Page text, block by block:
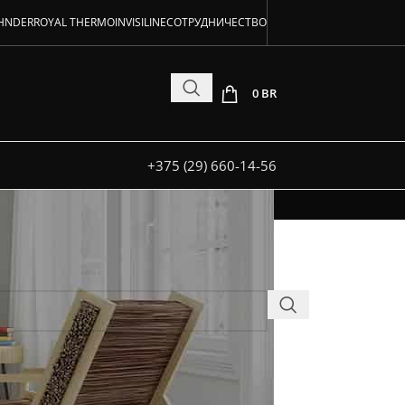
под заказ
ROYAL THERMOINVISILINEСОТРУДНИЧЕСТВО
0 BR
+375 (29) 660-14-56